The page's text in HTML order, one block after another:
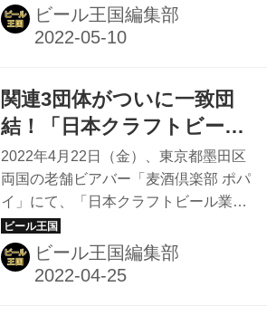
国各地で開催されるようになったが、
その中でも横浜と東京・日比谷公園で
だ。そのおなじみのイベントが、春の
日比谷公園で3年ぶりに開催される。
オクトーバーフェスト日本オフィシャ
ルサイトです。毎年行われるオクトー
バーフェストの最新情報を更新してい
きます。 会場にはビアバイクも登場！
会場で楽しめるのは、本場直送のドイ
ツの樽生ビールとさまざまな...
ビール王国編集部
関連3団体がついに一致団
結！「日本クラフトビール
業界団体連絡協議会（クラ
ビ連）」発足、2025年には
「ビアEXPO 2025」も
2022年4月22日（金）、東京都墨田区
両国の老舗ビアバー「麦酒倶楽部 ポパ
イ」にて、「日本クラフトビール業界
団体連絡協議会」（以下、クラビ連）
立ち上げの記者発表が行われた。 今回
の新団体設立に関わるクラフトビール
ビール王国編集部